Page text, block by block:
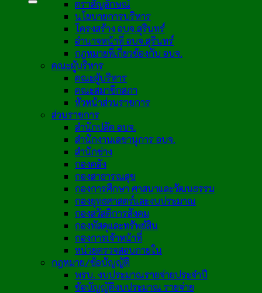
ตราสัญลักษณ์
นโยบายการบริหาร
โครงสร้าง อบจ.สุรินทร์
อำนาจหน้าที่ อบจ.สุรินทร์
กฎหมายที่เกี่ยวข้องกับ อบจ.
คณะผู้บริหาร
คณะผู้บริหาร
คณะสมาชิกสภา
หัวหน้าส่วนราชการ
ส่วนราชการ
สำนักปลัด อบจ.
สำนักงานเลขานุการ อบจ.
สำนักช่าง
กองคลัง
กองสาธารณสุข
กองการศึกษา ศาสนาและวัฒนธรรม
กองยุทธศาสตร์และงบประมาณ
กองสวัสดิการสังคม
กองพัสดุและทรัพย์สิน
กองการเจ้าหน้าที่
หน่วยตรวจสอบภายใน
กฎหมาย/ข้อบัญญัติ
พรบ. งบประมาณรายจ่ายประจำปี
ข้อบัญญัติงบประมาณ รายจ่าย